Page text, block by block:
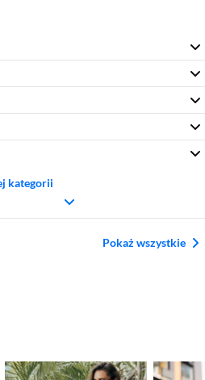
kategorii
Pokaż wszystkie
Jaki iPad kupić w
Jak